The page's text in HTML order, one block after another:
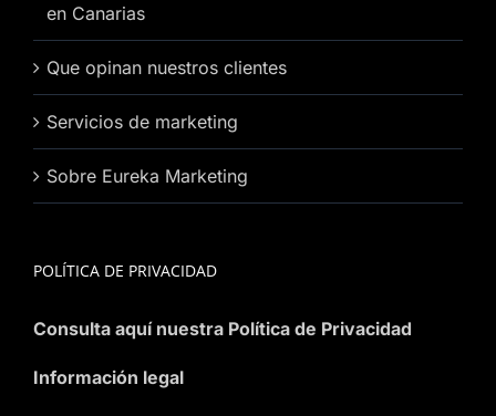
en Canarias
Que opinan nuestros clientes
Servicios de marketing
Sobre Eureka Marketing
POLÍTICA DE PRIVACIDAD
Consulta aquí nuestra Política de Privacidad
Información legal